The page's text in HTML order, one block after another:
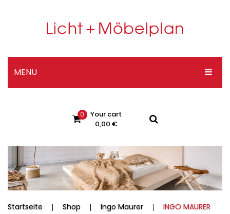
MENU
DESIGNER-SHOP
KONTAKT
Impressum
Datenschutzerklärung
0
Your cart
0,00 €
No products in the cart.
Startseite Shop Ingo Maurer
INGO MAURER